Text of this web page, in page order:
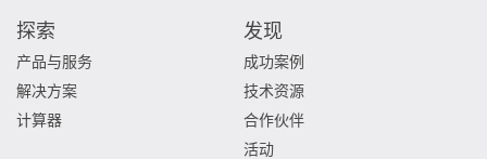
探索
产品与服务
解决方案
计算器
发现
成功案例
技术资源
合作伙伴
活动